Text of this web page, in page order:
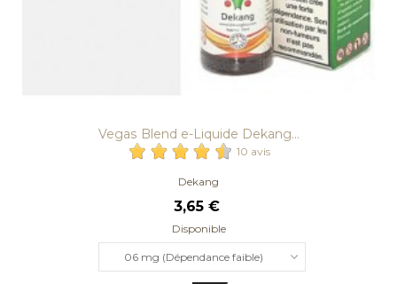
Vegas Blend e-Liquide Dekang...
10 avis
Dekang
3,65 €
Disponible
06 mg (Dépendance faible)